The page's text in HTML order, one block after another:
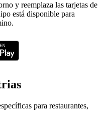
y reemplaza las tarjetas de
está disponible para
para restaurantes,